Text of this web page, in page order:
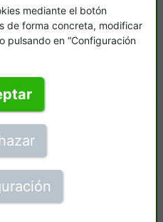
mediante el botón
de forma concreta, modificar
pulsando en “Configuración